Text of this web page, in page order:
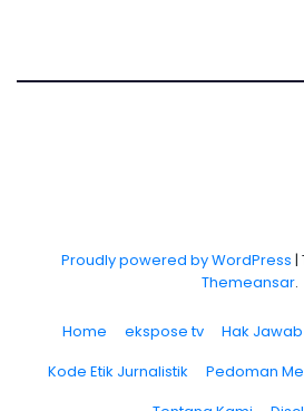
Proudly powered by WordPress |
Themeansar.
Home ekspose tv
Hak
Kode Etik Jurnalistik
Pedoman